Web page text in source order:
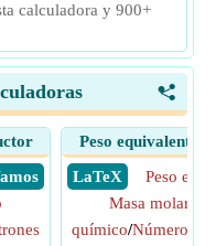
calculadora y 900+
<
Peso equivalente
​ LaTeX
Peso
Masa molar de
químico/Número de